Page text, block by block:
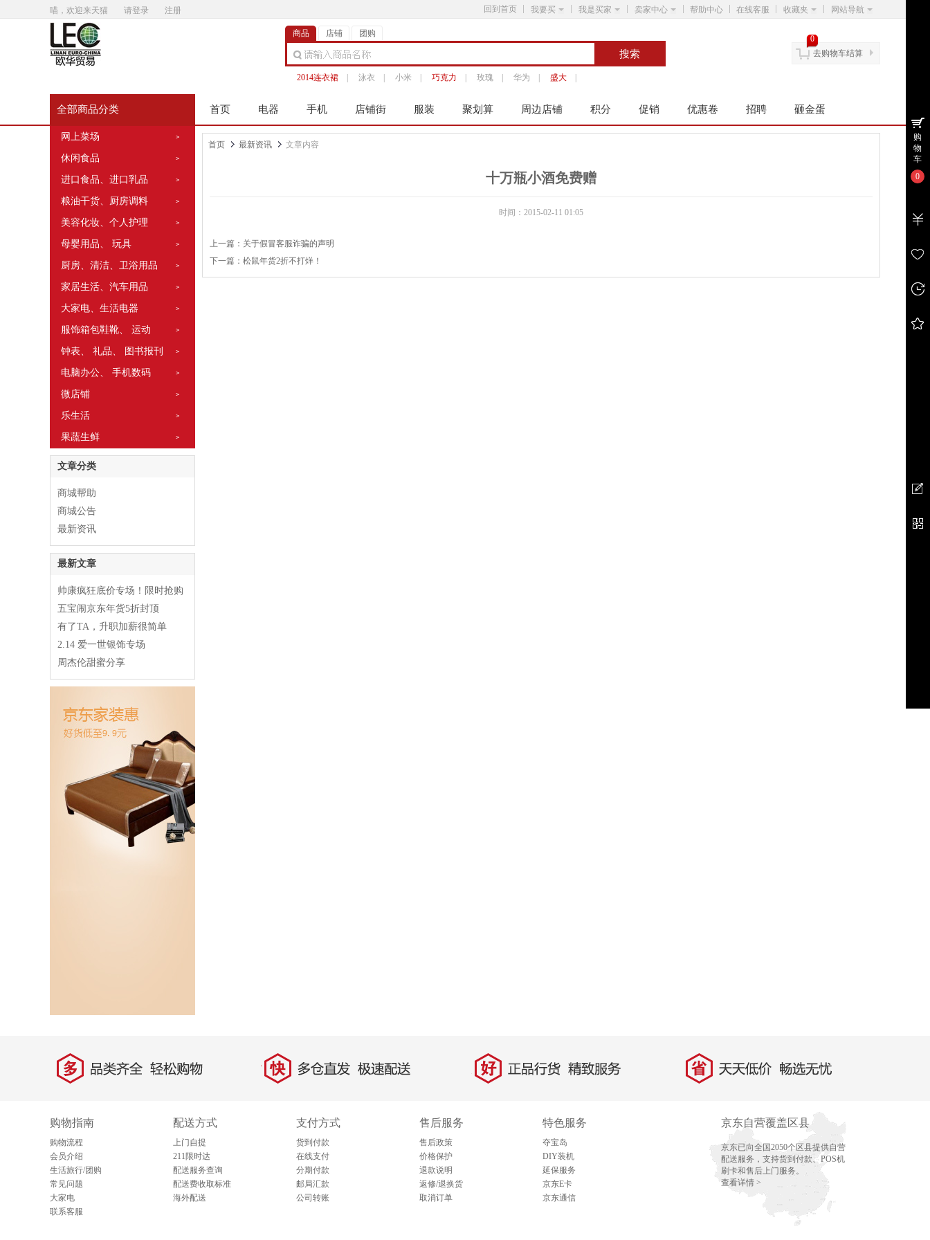
喵，欢迎来天猫 请登录 注册 回到首页 我要买 我是买家 卖家中心 帮助中心 在线客服 收藏夹 网站导航
商品 店铺 团购
2014连衣裙 泳衣 小米 巧克力 玫瑰 华为 盛大
去购物车结算
0
全部商品分类 首页 电器 手机 店铺街 服装 聚划算 周边店铺 积分 促销 优惠卷 招聘 砸金蛋
网上菜场 >
休闲食品 >
进口食品、进口乳品 >
粮油干货、厨房调料 >
美容化妆、个人护理 >
母婴用品、 玩具 >
厨房、清洁、卫浴用品 >
家居生活、汽车用品 >
大家电、生活电器 >
服饰箱包鞋靴、 运动 >
钟表、 礼品、 图书报刊 >
电脑办公、 手机数码 >
微店铺 >
乐生活 >
果蔬生鲜 >
文章分类
商城帮助
商城公告
最新资讯
最新文章
帅康疯狂底价专场！限时抢购
五宝闹京东年货5折封顶
有了TA，升职加薪很简单
2.14 爱一世银饰专场
周杰伦甜蜜分享
首页 最新资讯 文章内容
十万瓶小酒免费赠
时间：2015-02-11 01:05
上一篇： 关于假冒客服诈骗的声明
下一篇： 松鼠年货2折不打烊！
多 品类齐全，轻松购物 快 多仓直发，极速配送 好 正品行货，精致服务 省 天天低价，畅选无忧
购物指南
购物流程
会员介绍
生活旅行/团购
常见问题
大家电
联系客服
配送方式
上门自提
211限时达
配送服务查询
配送费收取标准
海外配送
支付方式
货到付款
在线支付
分期付款
邮局汇款
公司转账
售后服务
售后政策
价格保护
退款说明
返修/退换货
取消订单
特色服务
夺宝岛
DIY装机
延保服务
京东E卡
京东通信
京东自营覆盖区县
京东已向全国2050个区县提供自营
配送服务，支持货到付款、POS机
刷卡和售后上门服务。
查看详情 >
购
物
车
0